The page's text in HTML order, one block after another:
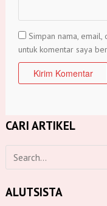
Simpan nama,
untuk komentar saya
CARI ARTIKEL
ALUTSISTA